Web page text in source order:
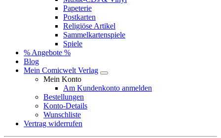
Papeterie
Postkarten
Religiöse Artikel
Sammelkartenspiele
Spiele
% Angebote %
Blog
Mein Comicwelt Verlag
Mein Konto
Am Kundenkonto anmelden
Bestellungen
Konto-Details
Wunschliste
Vertrag widerrufen